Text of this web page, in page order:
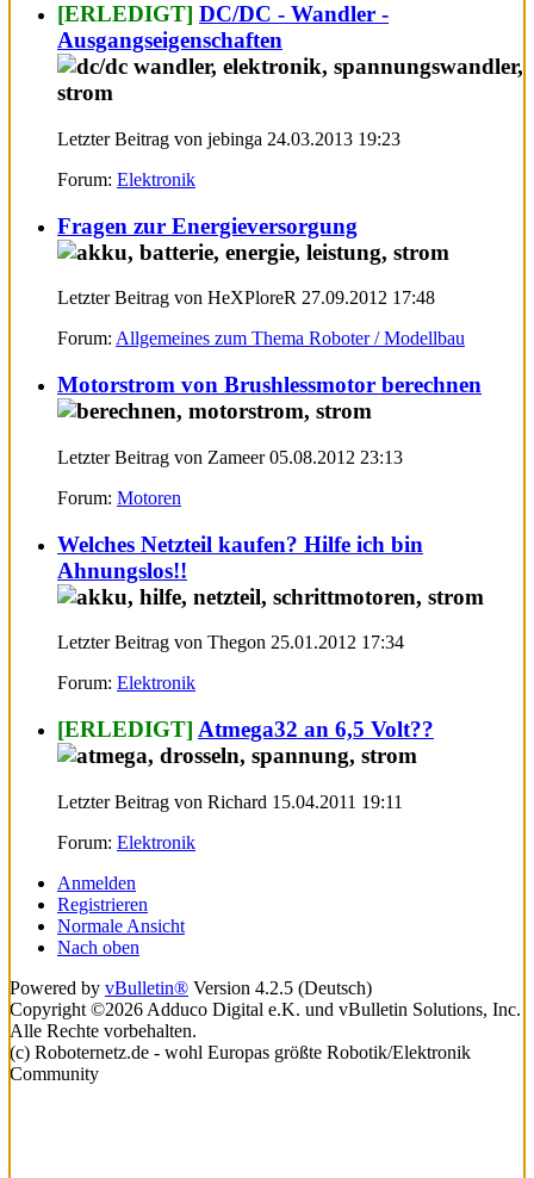
[ERLEDIGT] DC/DC - Wandler -
Ausgangseigenschaften
Letzter Beitrag von jebinga 24.03.2013 19:23
Forum: Elektronik
Fragen zur Energieversorgung
Letzter Beitrag von HeXPloreR 27.09.2012 17:48
Forum: Allgemeines zum Thema Roboter / Modellbau
Motorstrom von Brushlessmotor berechnen
Letzter Beitrag von Zameer 05.08.2012 23:13
Forum: Motoren
Welches Netzteil kaufen? Hilfe ich bin
Ahnungslos!!
Letzter Beitrag von Thegon 25.01.2012 17:34
Forum: Elektronik
[ERLEDIGT] Atmega32 an 6,5 Volt??
Letzter Beitrag von Richard 15.04.2011 19:11
Forum: Elektronik
Anmelden
Registrieren
Normale Ansicht
Nach oben
Powered by vBulletin® Version 4.2.5 (Deutsch)
Copyright ©2026 Adduco Digital e.K. und vBulletin Solutions, Inc.
Alle Rechte vorbehalten.
(c) Roboternetz.de - wohl Europas größte Robotik/Elektronik
Community